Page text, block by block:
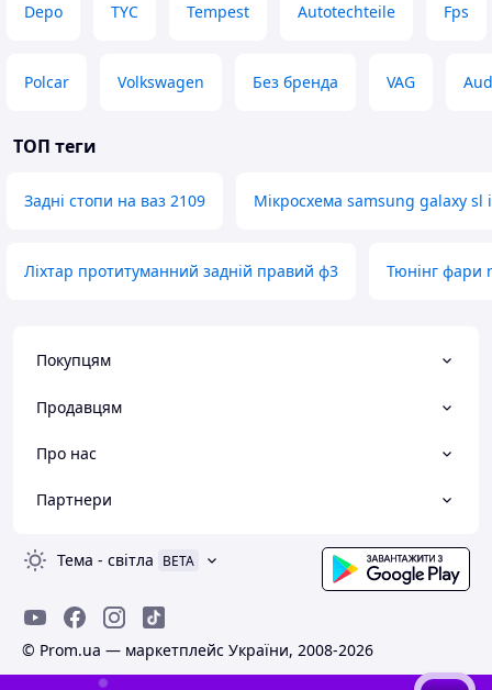
Depo TYC Tempest Autotechteile Fps
Polcar Volkswagen Без бренда VAG
ТОП теги
Задні стопи на ваз 2109 Мікросхема samsung galaxy sl
Ліхтар протитуманний задній правий ф3 Тюнінг фари
Покупцям
Продавцям
Про нас
Партнери
Тема - світла BETA
© Prom.ua — маркетплейс України, 2008-2026